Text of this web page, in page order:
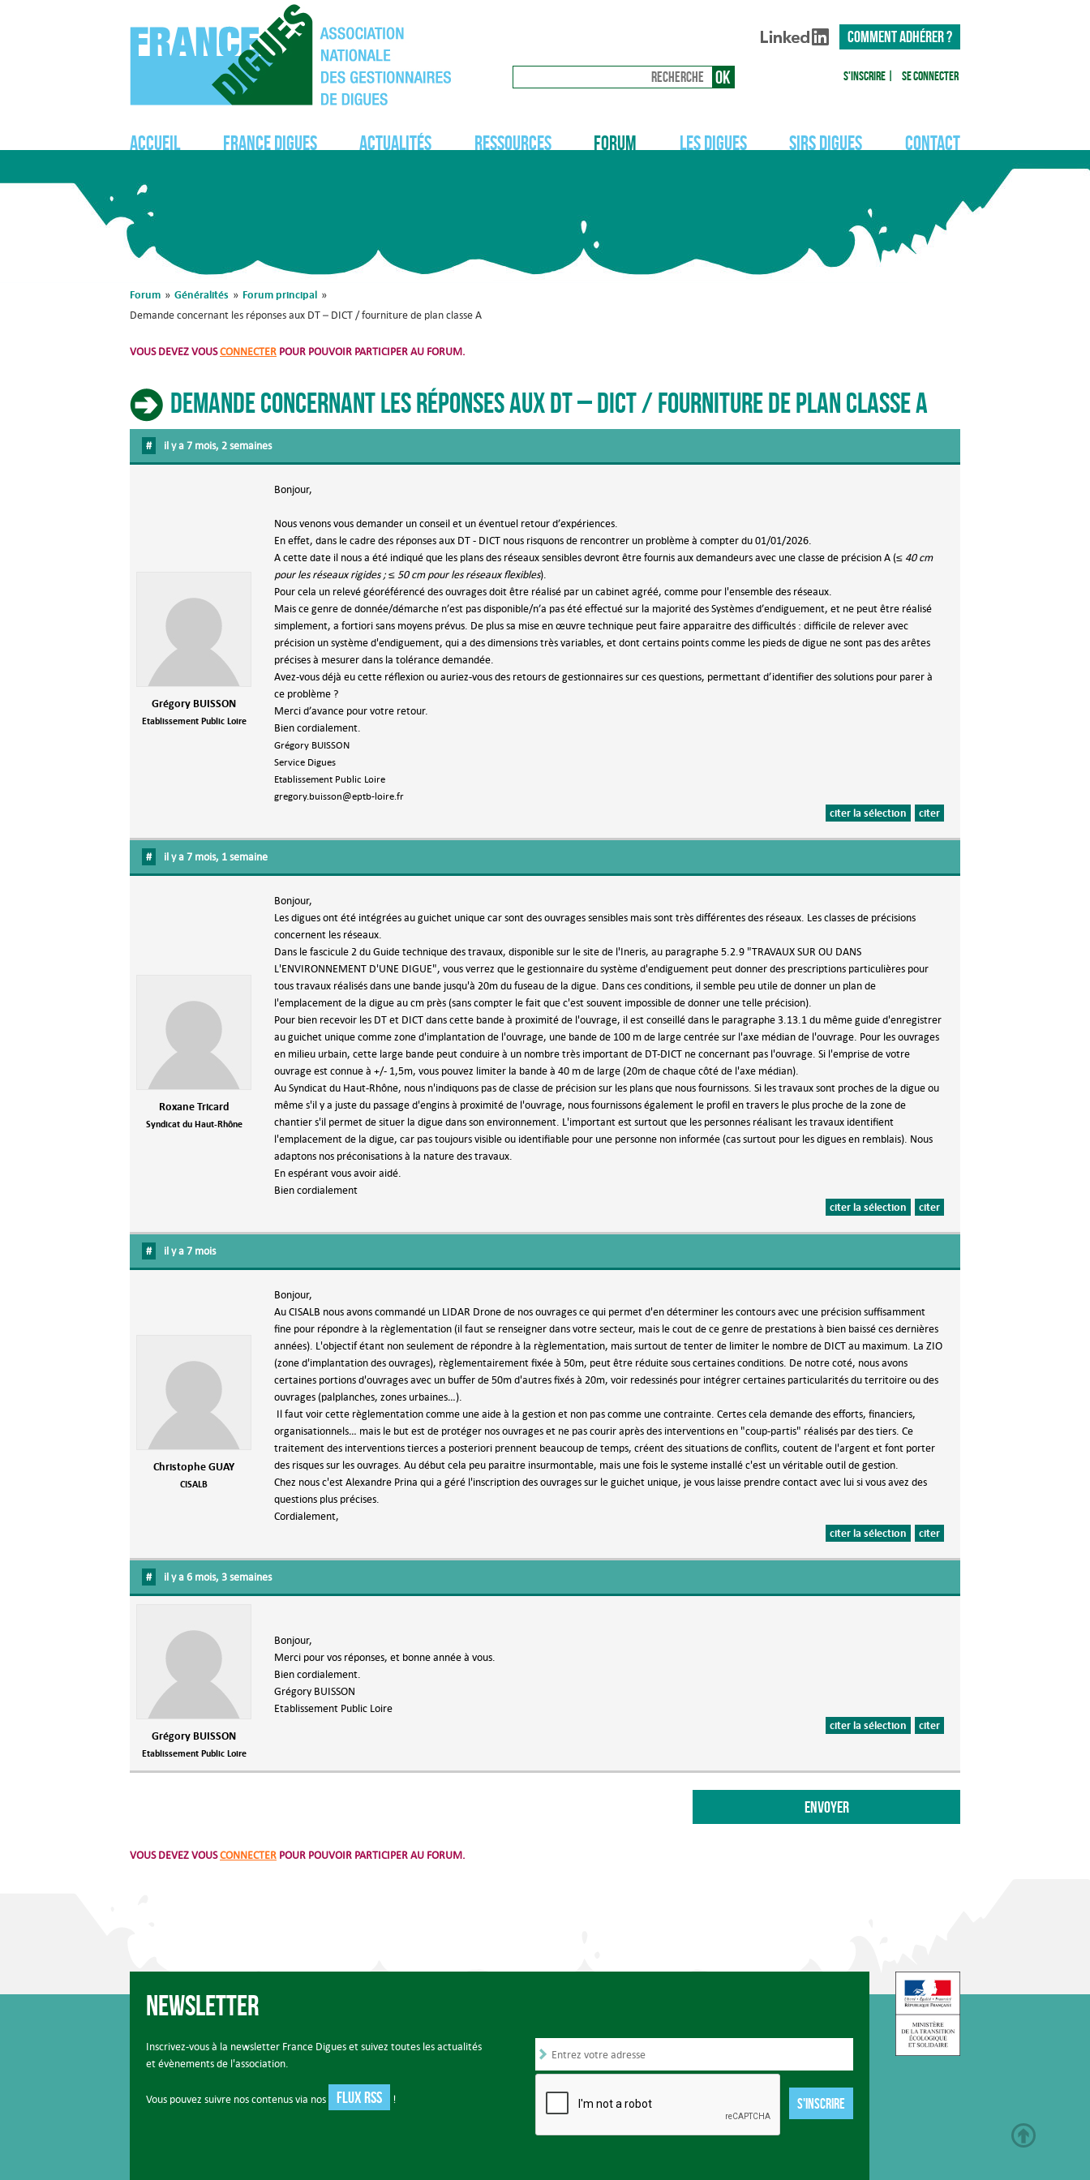
COMMENT ADHÉRER ?
S'inscrire Se connecter
Accueil France Digues Actualités Ressources Forum Les digues SIRS Digues Contact
Forum » Généralités » Forum principal »
Demande concernant les réponses aux DT – DICT / fourniture de plan classe A
VOUS DEVEZ VOUSCONNECTER POUR POUVOIR PARTICIPER AU FORUM.
Demande concernant les réponses aux DT – DICT / fourniture de plan classe A
# il y a 7 mois, 2 semaines
Grégory BUISSON
Etablissement Public Loire
Bonjour,
Nous venons vous demander un conseil et un éventuel retour d’expériences.
En effet, dans le cadre des réponses aux DT - DICT nous risquons de rencontrer un problème à compter du 01/01/2026.
A cette date il nous a été indiqué que les plans des réseaux sensibles devront être fournis aux demandeurs avec une classe de précision A (≤ 40 cm
pour les réseaux rigides ; ≤ 50 cm pour les réseaux flexibles).
Pour cela un relevé géoréférencé des ouvrages doit être réalisé par un cabinet agréé, comme pour l'ensemble des réseaux.
Mais ce genre de donnée/démarche n’est pas disponible/n’a pas été effectué sur la majorité des Systèmes d’endiguement, et ne peut être réalisé
simplement, a fortiori sans moyens prévus. De plus sa mise en œuvre technique peut faire apparaitre des difficultés : difficile de relever avec
précision un système d'endiguement, qui a des dimensions très variables, et dont certains points comme les pieds de digue ne sont pas des arêtes
précises à mesurer dans la tolérance demandée.
Avez-vous déjà eu cette réflexion ou auriez-vous des retours de gestionnaires sur ces questions, permettant d’identifier des solutions pour parer à
ce problème ?
Merci d’avance pour votre retour.
Bien cordialement.
Grégory BUISSON
Service Digues
Etablissement Public Loire
gregory.buisson@eptb-loire.fr
citer
citer la sélection
# il y a 7 mois, 1 semaine
Roxane Tricard
Syndicat du Haut-Rhône
Bonjour,
Les digues ont été intégrées au guichet unique car sont des ouvrages sensibles mais sont très différentes des réseaux. Les classes de précisions
concernent les réseaux.
Dans le fascicule 2 du Guide technique des travaux, disponible sur le site de l'Ineris, au paragraphe 5.2.9 "TRAVAUX SUR OU DANS
L'ENVIRONNEMENT D'UNE DIGUE", vous verrez que le gestionnaire du système d'endiguement peut donner des prescriptions particulières pour
tous travaux réalisés dans une bande jusqu'à 20m du fuseau de la digue. Dans ces conditions, il semble peu utile de donner un plan de
l'emplacement de la digue au cm près (sans compter le fait que c'est souvent impossible de donner une telle précision).
Pour bien recevoir les DT et DICT dans cette bande à proximité de l'ouvrage, il est conseillé dans le paragraphe 3.13.1 du même guide d'enregistrer
au guichet unique comme zone d'implantation de l'ouvrage, une bande de 100 m de large centrée sur l'axe médian de l'ouvrage. Pour les ouvrages
en milieu urbain, cette large bande peut conduire à un nombre très important de DT-DICT ne concernant pas l'ouvrage. Si l'emprise de votre
ouvrage est connue à +/- 1,5m, vous pouvez limiter la bande à 40 m de large (20m de chaque côté de l'axe médian).
Au Syndicat du Haut-Rhône, nous n'indiquons pas de classe de précision sur les plans que nous fournissons. Si les travaux sont proches de la digue ou
même s'il y a juste du passage d'engins à proximité de l'ouvrage, nous fournissons également le profil en travers le plus proche de la zone de
chantier s'il permet de situer la digue dans son environnement. L'important est surtout que les personnes réalisant les travaux identifient
l'emplacement de la digue, car pas toujours visible ou identifiable pour une personne non informée (cas surtout pour les digues en remblais). Nous
adaptons nos préconisations à la nature des travaux.
En espérant vous avoir aidé.
Bien cordialement
citer
citer la sélection
# il y a 7 mois
Christophe GUAY
CISALB
Bonjour,
Au CISALB nous avons commandé un LIDAR Drone de nos ouvrages ce qui permet d'en déterminer les contours avec une précision suffisamment
fine pour répondre à la règlementation (il faut se renseigner dans votre secteur, mais le cout de ce genre de prestations à bien baissé ces dernières
années). L'objectif étant non seulement de répondre à la règlementation, mais surtout de tenter de limiter le nombre de DICT au maximum. La ZIO
(zone d'implantation des ouvrages), règlementairement fixée à 50m, peut être réduite sous certaines conditions. De notre coté, nous avons
certaines portions d'ouvrages avec un buffer de 50m d'autres fixés à 20m, voir redessinés pour intégrer certaines particularités du territoire ou des
ouvrages (palplanches, zones urbaines…).
Il faut voir cette règlementation comme une aide à la gestion et non pas comme une contrainte. Certes cela demande des efforts, financiers,
organisationnels… mais le but est de protéger nos ouvrages et ne pas courir après des interventions en "coup-partis" réalisés par des tiers. Ce
traitement des interventions tierces a posteriori prennent beaucoup de temps, créent des situations de conflits, coutent de l'argent et font porter
des risques sur les ouvrages. Au début cela peu paraitre insurmontable, mais une fois le systeme installé c'est un véritable outil de gestion.
Chez nous c'est Alexandre Prina qui a géré l'inscription des ouvrages sur le guichet unique, je vous laisse prendre contact avec lui si vous avez des
questions plus précises.
Cordialement,
citer
citer la sélection
# il y a 6 mois, 3 semaines
Grégory BUISSON
Etablissement Public Loire
Bonjour,
Merci pour vos réponses, et bonne année à vous.
Bien cordialement.
Grégory BUISSON
Etablissement Public Loire
citer
citer la sélection
VOUS DEVEZ VOUSCONNECTER POUR POUVOIR PARTICIPER AU FORUM.
Newsletter
Inscrivez-vous à la newsletter France Digues et suivez toutes les actualités
et évènements de l'association.
S'INSCRIRE
Vous pouvez suivre nos contenus via nos FLUX RSS !